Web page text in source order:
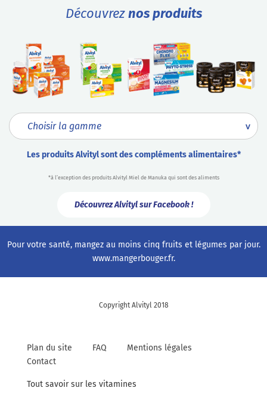
Découvreznos produits
Les produits Alvityl sont des compléments alimentaires*
*à l’exception des produits Alvityl Miel de Manuka qui sont des aliments
Découvrez Alvityl sur Facebook !
Pour votre santé, mangez au moins cinq fruits et légumes par jour.
www.mangerbouger.fr.
Copyright Alvityl 2018
Plan du site FAQ
Mentions légales
Contact
Tout savoir sur les vitamines